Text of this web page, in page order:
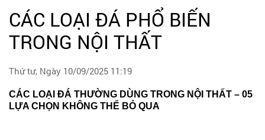
CÁC LOẠI ĐÁ PHỔ BIẾN
TRONG NỘI THẤT
Thứ tư, Ngày 10/09/2025 11:19
CÁC LOẠI ĐÁ THƯỜNG DÙNG TRONG NỘI THẤT – 05
LỰA CHỌN KHÔNG THỂ BỎ QUA